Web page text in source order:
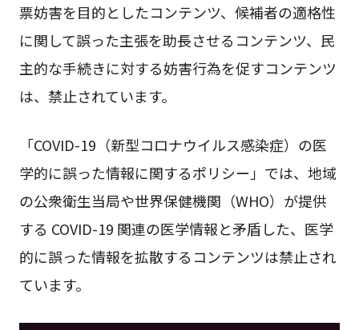
票妨害を目的としたコンテンツ、候補者の適格性
に関して誤った主張を助長させるコンテンツ、民
主的な手続きに対する妨害行為を促すコンテンツ
は、禁止されています。
「COVID-19（新型コロナウイルス感染症）の医
学的に誤った情報に関するポリシー」では、地域
の公衆衛生当局や世界保健機関（WHO）が提供
する COVID-19 関連の医学情報と矛盾した、医学
的に誤った情報を拡散するコンテンツは禁止され
ています。